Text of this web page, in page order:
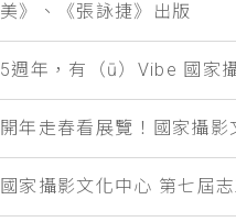
美》、《張詠捷》出版
5週年，有（ū）Vibe 國家
開年走春看展覽！國家攝
國家攝影文化中心 第七屆